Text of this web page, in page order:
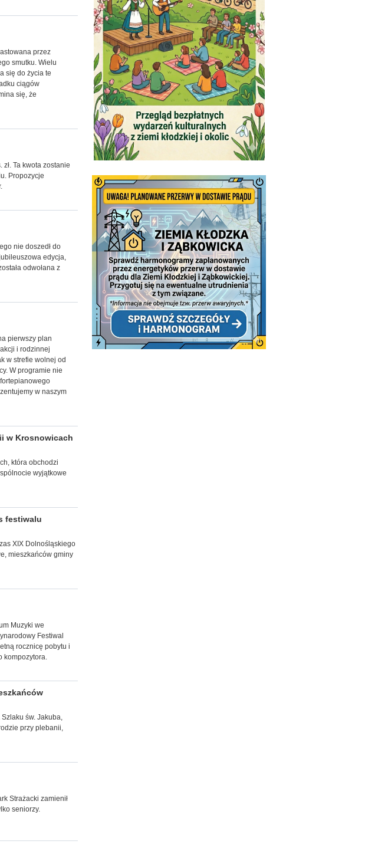
przez
smutku. Wielu
się do życia te
ciągów
się, że
Ta kwota zostanie
Propozycje
nie doszedł do
edycja,
odwołana z
pierwszy plan
i rodzinnej
w strefie wolnej od
W programie nie
w naszym
w Krosnowicach
która obchodzi
wyjątkowe
festiwalu
XIX Dolnośląskiego
mieszkańców gminy
Muzyki we
Festiwal
rocznicę pobytu i
kompozytora.
św. Jakuba,
przy plebanii,
Strażacki zamienił
seniorzy.